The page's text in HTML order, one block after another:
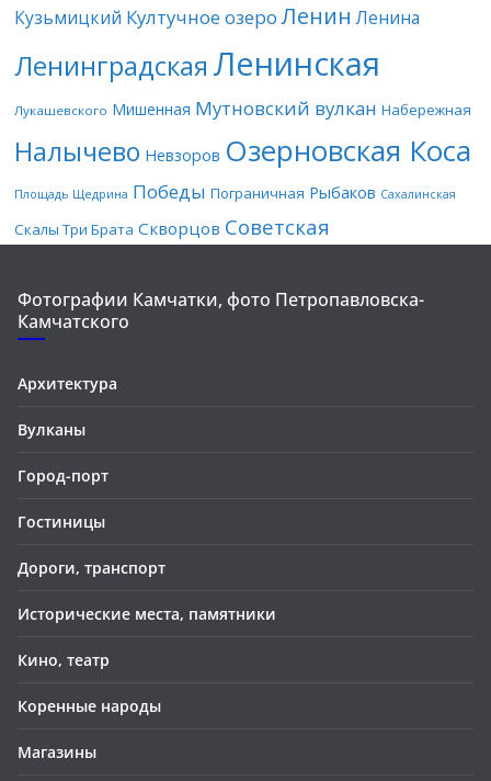
Кузьмицкий Култучное озеро Ленин Ленина
Ленинградская Ленинская
Лукашевского Мишенная Мутновский вулкан Набережная
Налычево Невзоров Озерновская Коса
Площадь Щедрина Победы Пограничная Рыбаков Сахалинская
Скалы Три Брата Скворцов Советская
Фотографии Камчатки, фото Петропавловска-
Камчатского
Архитектура
Вулканы
Город-порт
Гостиницы
Дороги, транспорт
Исторические места, памятники
Кино, театр
Коренные народы
Магазины